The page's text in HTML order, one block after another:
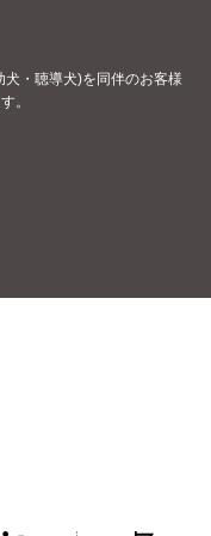
・聴導犬)を同伴のお客様
。